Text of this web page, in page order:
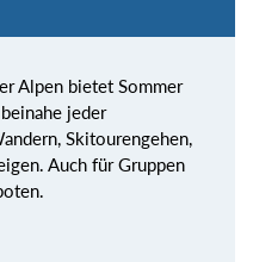
Alpen bietet Sommer
jeder
Skitourengehen,
Auch für Gruppen